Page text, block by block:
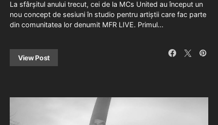
La sfârșitul anului trecut, cei de la MCs United au început un
nou concept de sesiuni în studio pentru artiștii care fac parte
din comunitatea lor denumit MFR LIVE. Primul…
View Post